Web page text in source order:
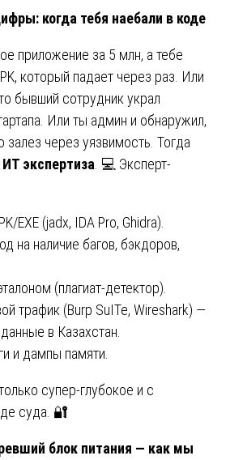
когда тебя наебали в коде
приложение за 5 млн, а тебе
который падает через раз. Или
бывший сотрудник украл
Или ты админ и обнаружил,
залез через уязвимость. Тогда
ИТ экспертиза . 💻 Эксперт-
EXE (jadx, IDA Pro, Ghidra).
на наличие багов, бэкдоров,
(плагиат-детектор).
трафик (Burp SuITe, Wireshark) —
в Казахстан.
и дампы памяти.
супер-глубокое и с
суда. 🔐
блок питания — как мы